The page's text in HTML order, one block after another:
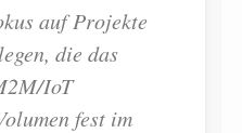
auf Projekte
die das
IoT
fest im